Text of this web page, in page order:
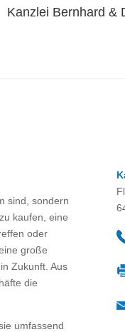
Kanzlei Bernhard &
sind, sondern
kaufen, eine
oder
große
Zukunft. Aus
die
umfassend